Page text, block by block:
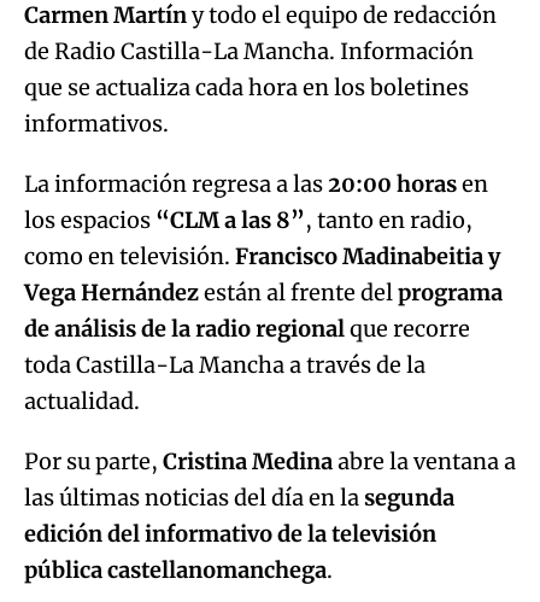
Carmen Martíny todo el equipo de redacción
de Radio Castilla-La Mancha. Información
que se actualiza cada hora en los boletines
informativos.
La información regresa a las20:00 horasen
los espacios “CLM a las 8”, tanto en radio,
como en televisión. Francisco Madinabeitia y
Vega Hernándezestán al frente delprograma
de análisis de la radio regionalque recorre
toda Castilla-La Mancha a través de la
actualidad.
Por su parte, Cristina Medinaabre la ventana a
las últimas noticias del día en lasegunda
edición del informativo de la televisión
pública castellanomanchega.